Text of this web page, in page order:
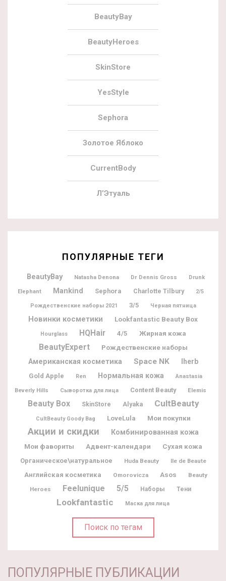
BeautyBay
BeautyHeroes
SkinStore
YesStyle
Sephora
Золотое Яблоко
CurrentBody
Л’Этуаль
ПОПУЛЯРНЫЕ ТЕГИ
BeautyBay Natasha Denona Dr Dennis Gross Drunk
Elephant Mankind Sephora Charlotte Tilbury 2/5
Рождественские наборы 2021 3/5 Черная пятница
Новинки косметики Lookfantastic Beauty Box
Hourglass HQHair 4/5 Жирная кожа
BeautyExpert
Рождественские наборы
Американская косметика
Space NK Iherb
Gold Apple Ren Нормальная кожа Anastasia
Beverly Hills Сыворотка для лица Content Beauty Elemis
Beauty Box SkinStore Alyaka CultBeauty
CultBeauty Goody Bag LoveLula Мои покупки
Акции и скидки
Комбинированная кожа
Мои фавориты
Адвент-календари
Сухая кожа
Органическое\натуральное
Huda Beauty Ile de Beaute
Английская косметика Omorovicza Asos
Beauty
Heroes
Feelunique 5/5 Наборы Тени
Lookfantastic Маска для лица
Поиск по тегам
ПОПУЛЯРНЫЕ ПУБЛИКАЦИИ